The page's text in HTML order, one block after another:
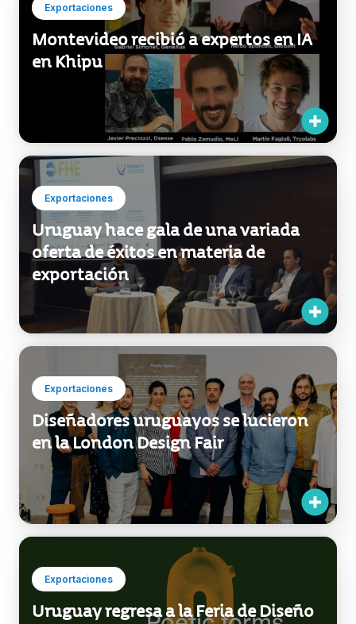
Exportaciones
Montevideo recibió a expertos en IA
en Khipu
Exportaciones
Uruguay hace gala de una variada
oferta de éxitos en materia de
exportación
Exportaciones
Diseñadores uruguayos se lucieron
en la London Design Fair
Exportaciones
Uruguay regresa a la Feria de Diseño